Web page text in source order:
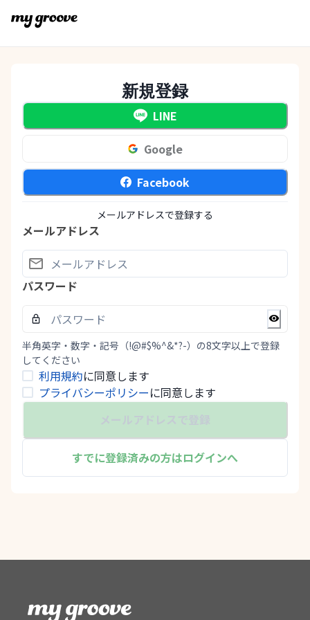
新規登録
LINE
Google
Facebook
メールアドレスで登録する
メールアドレス
パスワード
半角英字・数字・記号（!@#$%^&*?-）の8文字以上で登録
してください
利用規約に同意します
プライバシーポリシーに同意します
メールアドレスで登録
すでに登録済みの方はログインへ